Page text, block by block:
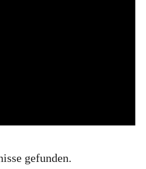
gefunden.